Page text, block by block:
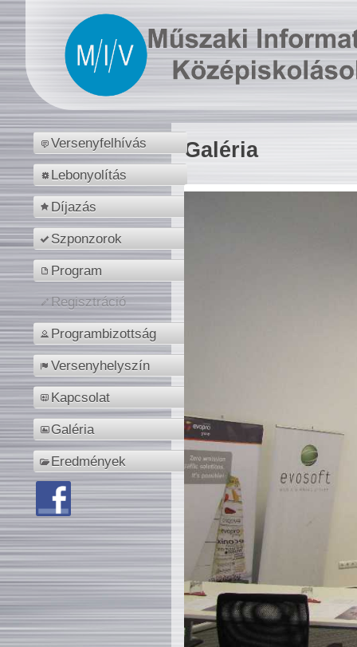
Versenyfelhívás
Lebonyolítás
Díjazás
Szponzorok
Program
Regisztráció
Programbizottság
Versenyhelyszín
Kapcsolat
Galéria
Eredmények
Galéria